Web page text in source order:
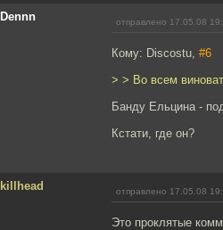
Dennn отправлено 17.05.08
Кому: Discostu, #6
> > Во всем
Банду Ельцина -
Кстати, где он?
killhead отправлено 17.05.08
Это проклятые